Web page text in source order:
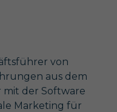
von
aus dem
mit der Software
Marketing für